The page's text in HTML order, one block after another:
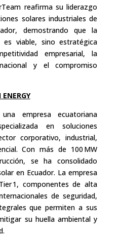
reafirma su liderazgo
solares industriales de
demostrando que la
viable, sino estratégica
empresarial, la
y el compromiso
empresa ecuatoriana
en soluciones
corporativo, industrial,
Con más de 100 MW
se ha consolidado
en Ecuador. La empresa
1, componentes de alta
de seguridad,
que permiten a sus
su huella ambiental y